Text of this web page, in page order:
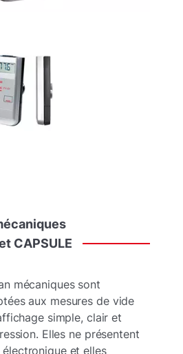
CAPSULE
mécaniques sont
aux mesures de vide
simple, clair et
Elles ne présentent
et elles